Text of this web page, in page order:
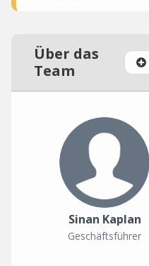
Über das
Team
Sinan Kaplan
Geschäftsführer